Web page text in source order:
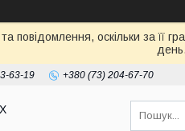
оскільки за її
день.
63-19 +380 (73) 204-67-70